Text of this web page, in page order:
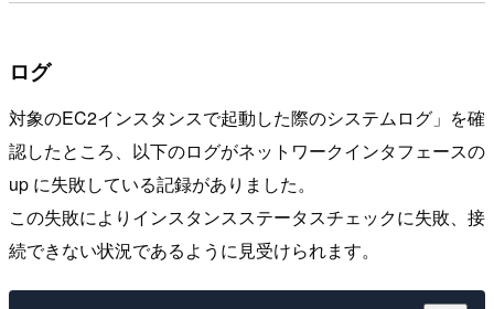
ログ
対象のEC2インスタンスで起動した際のシステムログ」を確
認したところ、以下のログがネットワークインタフェースの
up に失敗している記録がありました。
この失敗によりインスタンスステータスチェックに失敗、接
続できない状況であるように見受けられます。